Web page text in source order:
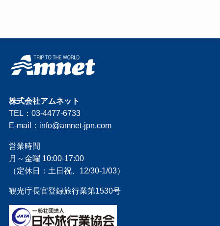
株式会社アムネット
TEL：03-4477-6733
E-mail： info@amnet-jpn.com
営業時間
月～金曜 10:00-17:00
（定休日：土日祝、12/30-1/03）
観光庁長官登録旅行業第1530号